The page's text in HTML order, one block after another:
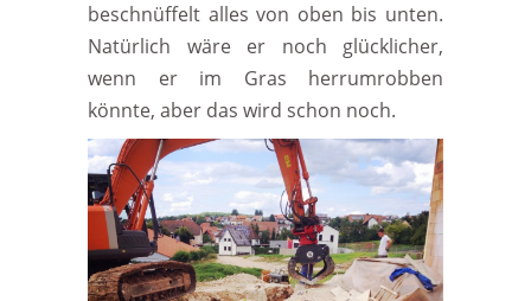
beschnüffelt alles von oben bis unten.
Natürlich wäre er noch glücklicher,
wenn er im Gras herrumrobben
könnte, aber das wird schon noch.